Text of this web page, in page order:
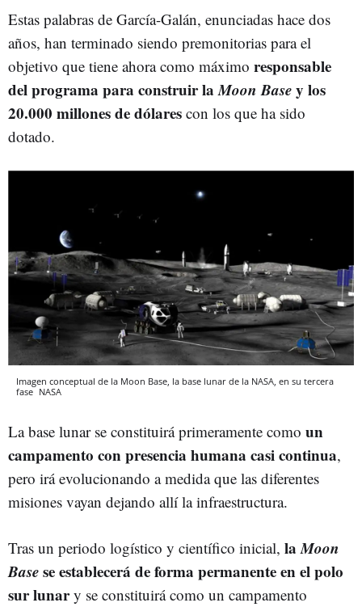
Estas palabras de García-Galán, enunciadas hace dos
años, han terminado siendo premonitorias para el
objetivo que tiene ahora como máximo responsable
del programa para construir laMoon Basey los
20.000 millones de dólares con los que ha sido
dotado.
Imagen conceptual de la Moon Base, la base lunar de la NASA, en su tercera
fase NASA
La base lunar se constituirá primeramente como un
campamento con presencia humana casi continua,
pero irá evolucionando a medida que las diferentes
misiones vayan dejando allí la infraestructura.
Tras un periodo logístico y científico inicial, laMoon
Basese establecerá de forma permanente en el polo
sur lunary se constituirá como un campamento